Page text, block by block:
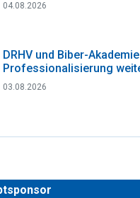
04.08.2026
DRHV und Biber-
Professionalisierung
03.08.2026